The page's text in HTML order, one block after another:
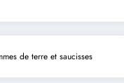
de terre et saucisses